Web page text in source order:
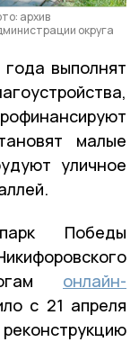
архив
округа
выполнят
малые
уличное
Победы
онлайн-
с 21 апреля